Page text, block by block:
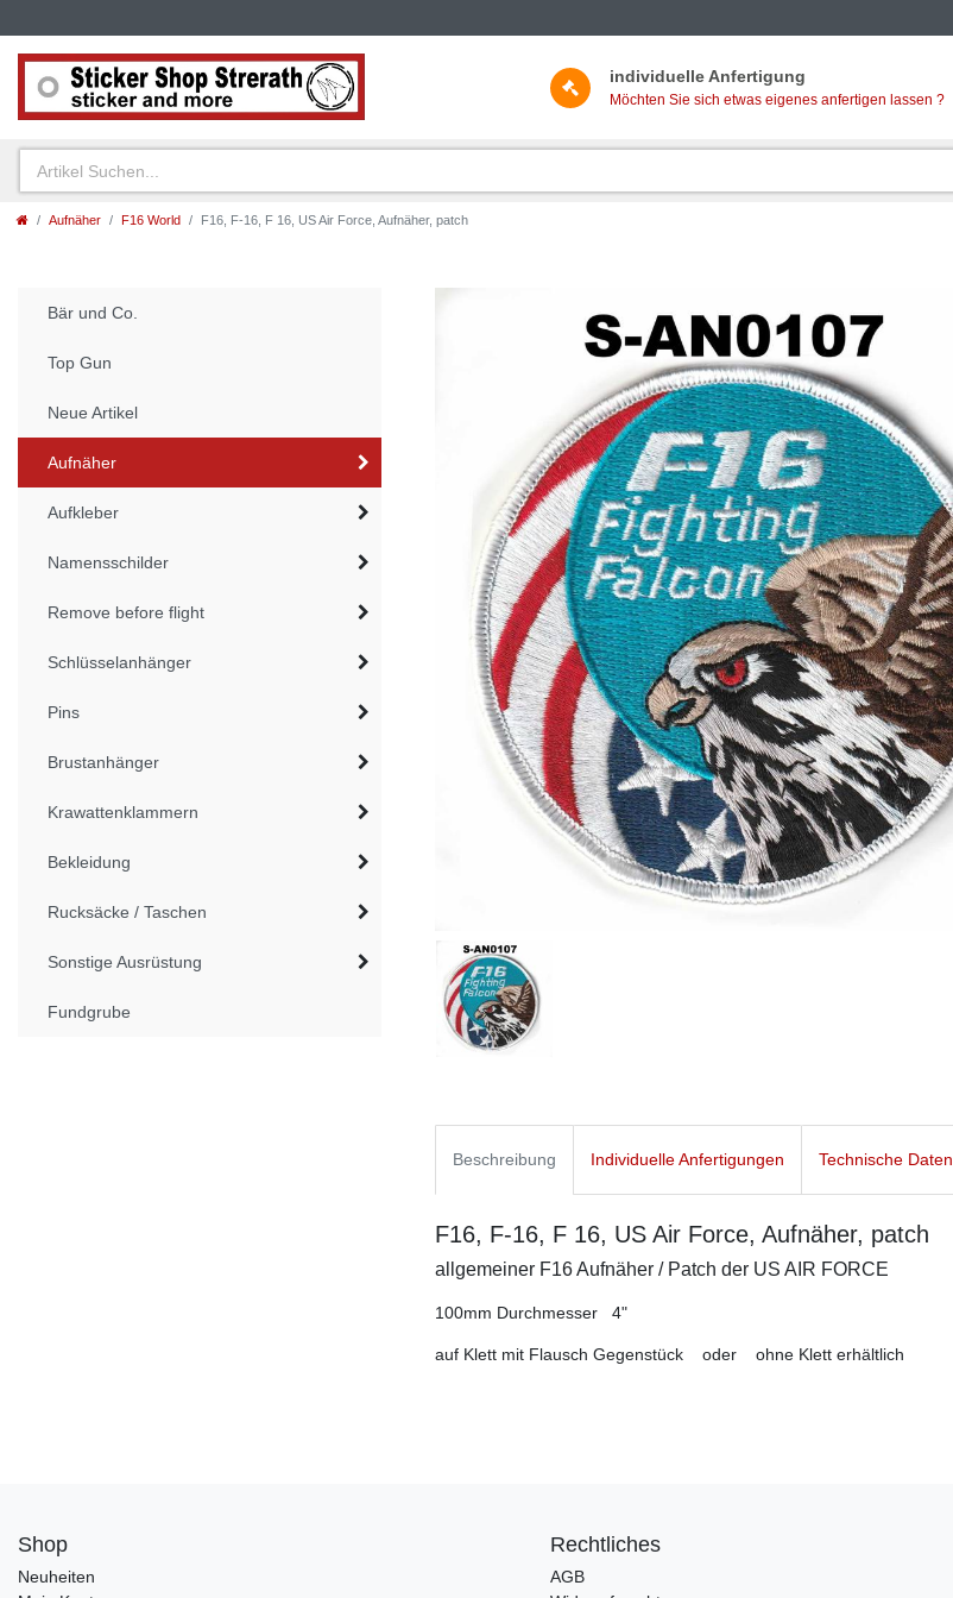
individuelle Anfertigung
Möchten Sie sich etwas eigenes anfertigen lassen ?
Aufnäher F16 World F16, F-16, F 16, US Air Force, Aufnäher, patch
Bär und Co.
Top Gun
Neue Artikel
Aufnäher
Aufkleber
Namensschilder
Remove before flight
Schlüsselanhänger
Pins
Brustanhänger
Krawattenklammern
Bekleidung
Rucksäcke / Taschen
Sonstige Ausrüstung
Fundgrube
Beschreibung Individuelle Anfertigungen Technische Daten
F16, F-16, F 16, US Air Force, Aufnäher, patch
allgemeiner F16 Aufnäher / Patch der US AIR FORCE
100mm Durchmesser 4"
auf Klett mit Flausch Gegenstück oder ohne Klett erhältlich
Shop
Neuheiten
Rechtliches
AGB